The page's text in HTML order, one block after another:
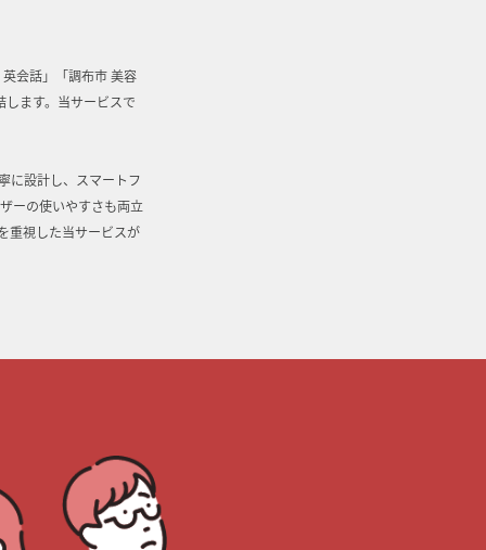
会話」「調布市 美容
ます。当サービスで
に設計し、スマートフ
ーの使いやすさも両立
重視した当サービスが